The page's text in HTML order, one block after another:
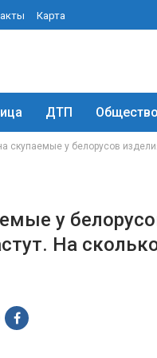
Карта
ДТП Общество
скупаемые у белорусов
у
На